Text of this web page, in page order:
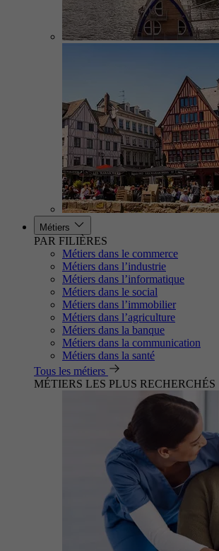
Métiers
PAR FILIÈRES
Métiers dans le commerce
Métiers dans l’industrie
Métiers dans l’informatique
Métiers dans le social
Métiers dans l’immobilier
Métiers dans l’agriculture
Métiers dans la banque
Métiers dans la communication
Métiers dans la santé
Tous les métiers
MÉTIERS LES PLUS RECHERCHÉS